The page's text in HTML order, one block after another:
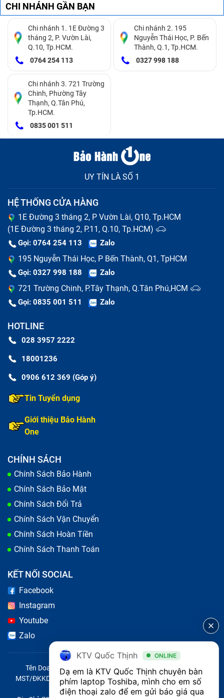
CHI NHÁNH GẦN BẠN
Chi nhánh 1. 1E Đường 3
tháng 2, P. Vườn Lài,
Q.10, Tp.HCM.
0764 254 113
Chi nhánh 2. 195
Nguyễn Thái Học, P. Bến
Thành, Q.1, Tp.HCM.
0327 998 188
Chi nhánh 3. 721 Trường
Chinh, Phường Tây
Thạnh, Q.Tân Phú,
Tp.HCM.
0835 001 511
UY TÍN LÀ SỐ 1
HỆ THỐNG CỬA HÀNG
1E Đường 3 tháng 2, P Vườn Lài, Q10, Tp.HCM
(1E Đường 3 tháng 2, P.11, Q.10, Tp.HCM)
Gọi: 0764 254 113 Zalo
195 Nguyễn Thái Học, P Bến Thành, Q1, TpHCM
Gọi: 0327 998 188 Zalo
721 Trường Chinh, P.Tây Thạnh, Q.Tân Phú,HCM
Gọi: 0835 001 511 Zalo
HOTLINE
028 3957 2222
18001236
0906 612 369 (Góp ý)
Tin Tuyển dụng
Giới thiệu Bảo Hành
One
CHÍNH SÁCH
Chính Sách Bảo Hành
Chính Sách Bảo Mật
Chính Sách Đổi Trả
Chính Sách Vận Chuyển
Chính Sách Hoàn Tiền
Chính Sách Thanh Toán
KẾT NỐI SOCIAL
Facebook
Instagram
Youtube
Zalo
Tên Doanh Nghiệp: CÔNG TY TNHH CITY ONE VIỆT NAM
MST/ĐKKD/QĐTL: 0316569346 do sở KHĐT TP.HCM cấp ngày
14/04/2023
KTV Quốc Thịnh ONLINE
Dạ em là KTV Quốc Thịnh chuyên bàn
phím laptop Toshiba, mình cho em số
điện thoại zalo để em gửi báo giá qua